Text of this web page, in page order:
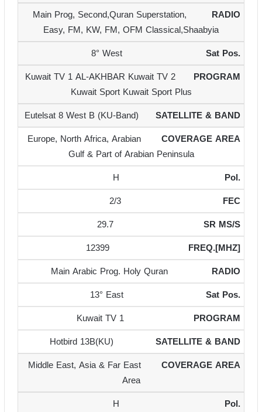
Main Prog, Second,Quran Superstation,
Easy, FM, KW, FM, OFM Classical,Shaabyia
8° West
Kuwait TV 1 AL-AKHBAR Kuwait TV 2
Kuwait Sport Kuwait Sport Plus
Eutelsat 8 West B (KU-Band)
Europe, North Africa, Arabian
Gulf & Part of Arabian Peninsula
H
2/3
29.7
12399
Main Arabic Prog. Holy Quran
13° East
Kuwait TV 1
Hotbird 13B(KU)
Middle East, Asia & Far East
Area
H